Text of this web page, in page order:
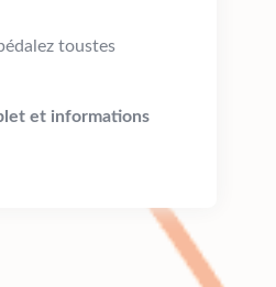
toustes
et informations